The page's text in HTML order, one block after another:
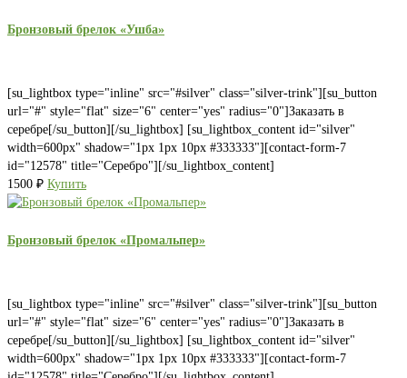
Бронзовый брелок «Ушба»
[su_lightbox type="inline" src="#silver" class="silver-trink"][su_button
url="#" style="flat" size="6" center="yes" radius="0"]Заказать в
серебре[/su_button][/su_lightbox] [su_lightbox_content id="silver"
width=600px" shadow="1px 1px 10px #333333"][contact-form-7
id="12578" title="Серебро"][/su_lightbox_content]
1500 ₽ Купить
Бронзовый брелок «Промальпер»
[su_lightbox type="inline" src="#silver" class="silver-trink"][su_button
url="#" style="flat" size="6" center="yes" radius="0"]Заказать в
серебре[/su_button][/su_lightbox] [su_lightbox_content id="silver"
width=600px" shadow="1px 1px 10px #333333"][contact-form-7